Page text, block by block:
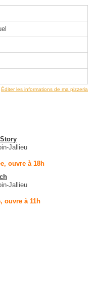
Éditer les informations de ma pizzeria
Jallieu
ouvre à 18h
Jallieu
ouvre à 11h